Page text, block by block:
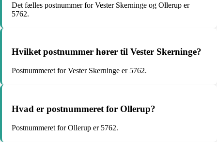
Det fælles postnummer for Vester Skerninge og Ollerup er
5762.
Hvilket postnummer hører til Vester Skerninge?
Postnummeret for Vester Skerninge er 5762.
Hvad er postnummeret for Ollerup?
Postnummeret for Ollerup er 5762.